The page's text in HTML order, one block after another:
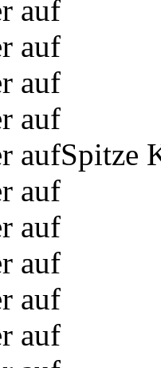
auf
auf
auf
auf
aufSpitze
auf
auf
auf
auf
auf